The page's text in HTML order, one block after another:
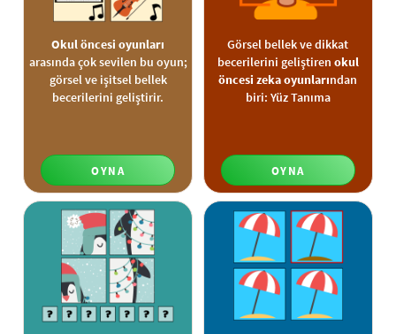
Okul öncesi oyunları
arasında çok sevilen bu oyun;
görsel ve işitsel bellek
becerilerini geliştirir.
OYNA
Görsel bellek ve dikkat
becerilerini geliştiren okul
öncesi zeka oyunlarından
biri: Yüz Tanıma
OYNA